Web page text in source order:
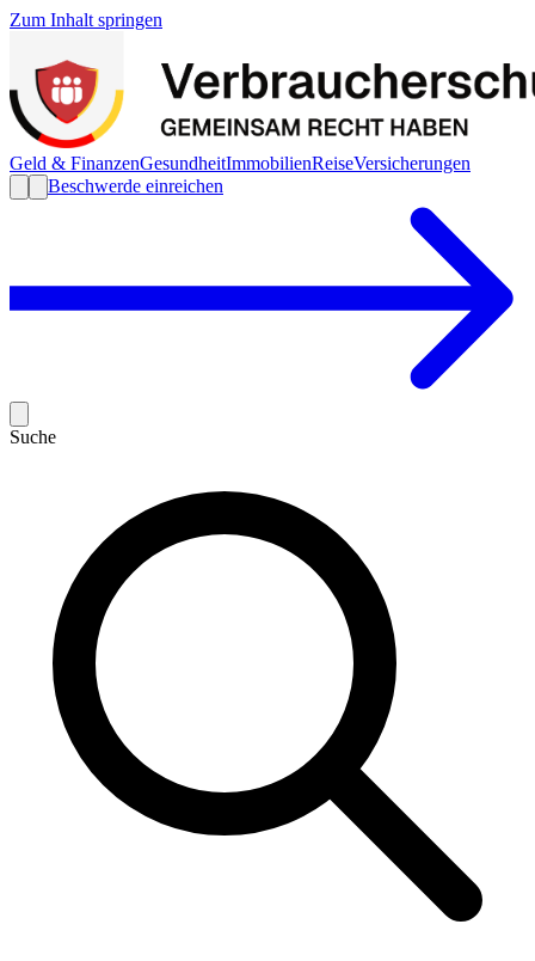
Zum Inhalt springen
Geld & FinanzenGesundheitImmobilienReiseVersicherungen
Beschwerde einreichen
Suche